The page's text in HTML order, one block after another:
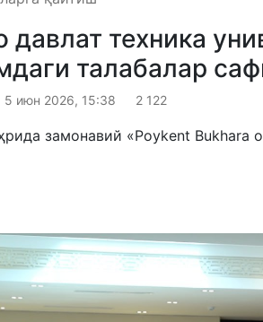
давлат техника
талабалар
5 июн 2026, 15:38 2 122
замонавий «Poykent Bukhara